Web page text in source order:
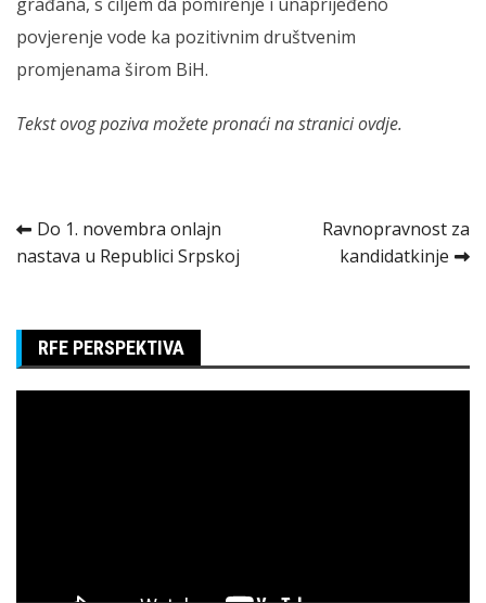
povjerenje vode ka pozitivnim društvenim
promjenama širom BiH.
Tekst ovog poziva možete pronaći na stranici ovdje.
Kretanje
članka
Do 1. novembra onlajn
nastava u Republici Srpskoj
Ravnopravnost za
kandidatkinje
RFE PERSPEKTIVA